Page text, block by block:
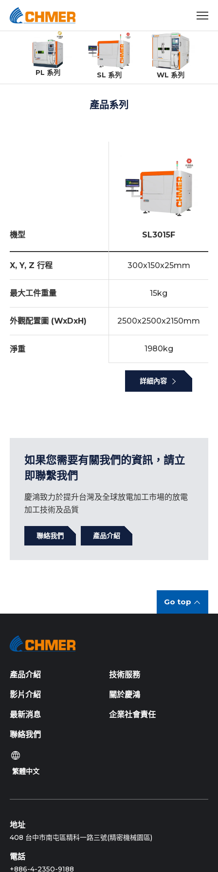
PL 系列 SL 系列 WL 系列
產品系列
機型
X, Y, Z 行程
最大工件重量
外觀配置圖 (WxDxH)
淨重
SL3015F
300x150x25mm
15kg
2500x2500x2150mm
1980kg
詳細內容
如果您需要有關我們的資訊，請立
即聯繫我們
慶鴻致力於提升台灣及全球放電加工市場的放電
加工技術及品質
聯絡我們 產品介紹
Go top
產品介紹 技術服務
影片介紹 關於慶鴻
最新消息 企業社會責任
聯絡我們
繁體中文
地址
408 台中市南屯區精科一路三號(精密機械園區)
電話
+886-4-2350-9188